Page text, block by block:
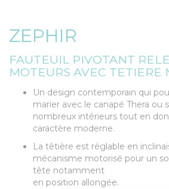
ZEPHIR
FAUTEUIL PIVOTANT
MOTEURS AVEC TETIERE
Un design contemporain qui
marier avec le canapé Thera ou
nombreux intérieurs tout en
caractère moderne.
La têtière est réglable en
mécanisme motorisé pour un
tête notamment
en position allongée.